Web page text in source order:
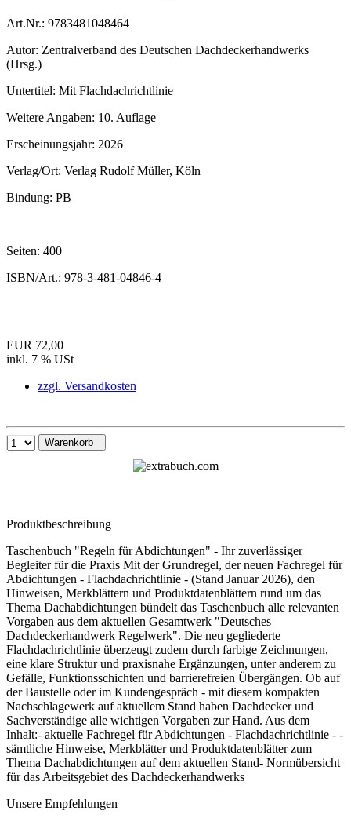
Art.Nr.: 9783481048464
Autor: Zentralverband des Deutschen Dachdeckerhandwerks
(Hrsg.)
Untertitel: Mit Flachdachrichtlinie
Weitere Angaben: 10. Auflage
Erscheinungsjahr: 2026
Verlag/Ort: Verlag Rudolf Müller, Köln
Bindung: PB
Seiten: 400
ISBN/Art.: 978-3-481-04846-4
EUR 72,00
inkl. 7 % USt
zzgl. Versandkosten
Warenkorb
Produktbeschreibung
Taschenbuch "Regeln für Abdichtungen" - Ihr zuverlässiger
Begleiter für die Praxis Mit der Grundregel, der neuen Fachregel für
Abdichtungen - Flachdachrichtlinie - (Stand Januar 2026), den
Hinweisen, Merkblättern und Produktdatenblättern rund um das
Thema Dachabdichtungen bündelt das Taschenbuch alle relevanten
Vorgaben aus dem aktuellen Gesamtwerk "Deutsches
Dachdeckerhandwerk Regelwerk". Die neu gegliederte
Flachdachrichtlinie überzeugt zudem durch farbige Zeichnungen,
eine klare Struktur und praxisnahe Ergänzungen, unter anderem zu
Gefälle, Funktionsschichten und barrierefreien Übergängen. Ob auf
der Baustelle oder im Kundengespräch - mit diesem kompakten
Nachschlagewerk auf aktuellem Stand haben Dachdecker und
Sachverständige alle wichtigen Vorgaben zur Hand. Aus dem
Inhalt:- aktuelle Fachregel für Abdichtungen - Flachdachrichtlinie - -
sämtliche Hinweise, Merkblätter und Produktdatenblätter zum
Thema Dachabdichtungen auf dem aktuellen Stand- Normübersicht
für das Arbeitsgebiet des Dachdeckerhandwerks
Unsere Empfehlungen